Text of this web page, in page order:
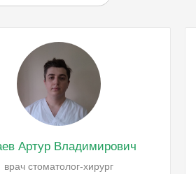
Артур Владимирович
врач стоматолог-хирург